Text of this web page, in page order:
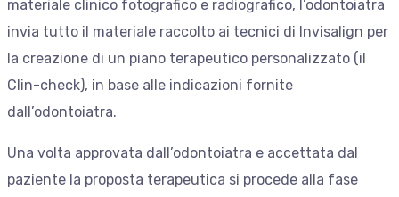
materiale clinico fotografico e radiografico, l’odontoiatra
invia tutto il materiale raccolto ai tecnici di Invisalign per
la creazione di un piano terapeutico personalizzato (il
Clin-check), in base alle indicazioni fornite
dall’odontoiatra.
Una volta approvata dall’odontoiatra e accettata dal
paziente la proposta terapeutica si procede alla fase